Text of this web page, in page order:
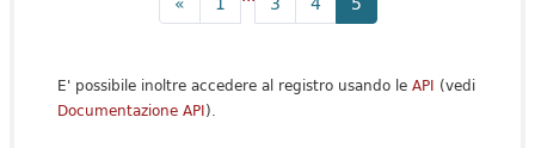
E' possibile inoltre accedere al registro usando le API (vedi
Documentazione API).